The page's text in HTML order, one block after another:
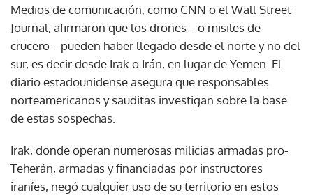
Medios de comunicación, como CNN o el Wall Street
Journal, afirmaron que los drones --o misiles de
crucero-- pueden haber llegado desde el norte y no del
sur, es decir desde Irak o Irán, en lugar de Yemen. El
diario estadounidense asegura que responsables
norteamericanos y sauditas investigan sobre la base
de estas sospechas.
Irak, donde operan numerosas milicias armadas pro-
Teherán, armadas y financiadas por instructores
iraníes, negó cualquier uso de su territorio en estos